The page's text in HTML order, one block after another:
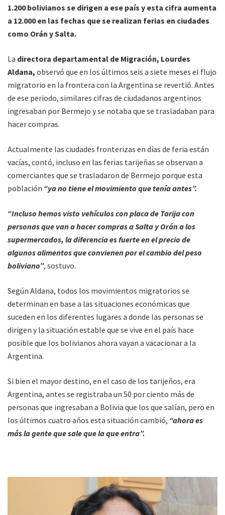
1.200 bolivianos se dirigen a ese país y esta cifra aumenta
a 12.000 en las fechas que se realizan ferias en ciudades
como Orán y Salta.
La directora departamental de Migración, Lourdes
Aldana, observó que en los últimos seis a siete meses el flujo
migratorio en la frontera con la Argentina se revertió. Antes
de ese periodo, similares cifras de ciudadanos argentinos
ingresaban por Bermejo y se notaba que se trasladaban para
hacer compras.
Actualmente las ciudades fronterizas en días de feria están
vacías, contó, incluso en las ferias tarijeñas se observan a
comerciantes que se trasladaron de Bermejo porque esta
población “ya no tiene el movimiento que tenía antes”.
“Incluso hemos visto vehículos con placa de Tarija con
personas que van a hacer compras a Salta y Orán a los
supermercados, la diferencia es fuerte en el precio de
algunos alimentos que convienen por el cambio del peso
boliviano”, sostuvo.
Según Aldana, todos los movimientos migratorios se
determinan en base a las situaciones económicas que
suceden en los diferentes lugares a donde las personas se
dirigen y la situación estable que se vive en el país hace
posible que los bolivianos ahora vayan a vacacionar a la
Argentina.
Si bien el mayor destino, en el caso de los tarijeños, era
Argentina, antes se registraba un 50 por ciento más de
personas que ingresaban a Bolivia que los que salían, pero en
los últimos cuatro años esta situación cambió, “ahora es
más la gente que sale que la que entra”.